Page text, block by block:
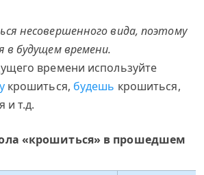
несовершенного вида, поэтому
в будущем времени.
времени используйте
крошиться, будешь крошиться,
и т.д.
«крошиться» в прошедшем